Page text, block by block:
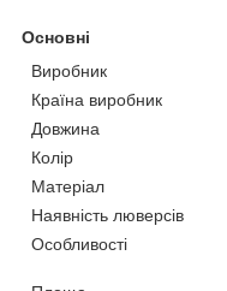
Основні
Виробник
Країна виробник
Довжина
Колір
Матеріал
Наявність люверсів
Особливості